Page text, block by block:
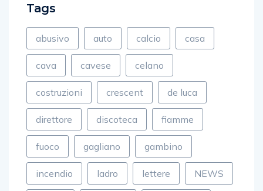
Tags
abusivo auto calcio casa
cava cavese celano
costruzioni crescent de luca
direttore discoteca fiamme
fuoco gagliano gambino
incendio ladro lettere NEWS